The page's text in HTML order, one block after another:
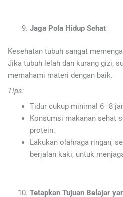
Jaga Pola Hidup Sehat
Kesehatan tubuh sangat
Jika tubuh lelah dan kurang gizi,
memahami materi dengan baik.
Tips:
Tidur cukup minimal 6–8
Konsumsi makanan sehat
protein.
Lakukan olahraga ringan,
berjalan kaki, untuk
Tetapkan Tujuan Belajar